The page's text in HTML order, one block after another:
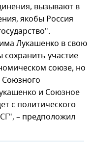
вызывают в
якобы Россия
Лукашенко в свою
сохранить участие
союзе, но
Союзного
и Союзное
с политического
– предположил